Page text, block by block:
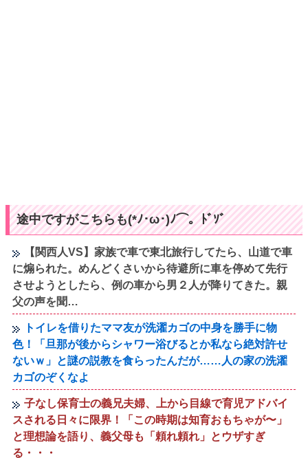
途中ですがこちらも(*ﾉ･ω･)ﾉ⌒。ﾄﾞｿﾞ
【関西人VS】家族で車で東北旅行してたら、山道で車
に煽られた。めんどくさいから待避所に車を停めて先行
させようとしたら、例の車から男２人が降りてきた。親
父の声を聞…
トイレを借りたママ友が洗濯カゴの中身を勝手に物
色！「旦那が後からシャワー浴びるとか私なら絶対許せ
ないｗ」と謎の説教を食らったんだが……人の家の洗濯
カゴのぞくなよ
子なし保育士の義兄夫婦、上から目線で育児アドバイ
スされる日々に限界！「この時期は知育おもちゃが〜」
と理想論を語り、義父母も「頼れ頼れ」とウザすぎ
る・・・